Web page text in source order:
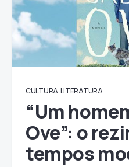
CULTURA LITERATURA
“Um
Ove”: o
tempos